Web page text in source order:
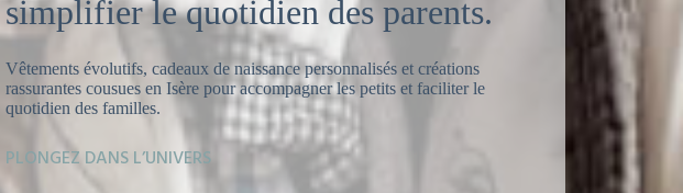
simplifier le quotidien des parents.
Vêtements évolutifs, cadeaux de naissance personnalisés et créations
rassurantes cousues en Isère pour accompagner les petits et faciliter le
quotidien des familles.
PLONGEZ DANS L’UNIVERS